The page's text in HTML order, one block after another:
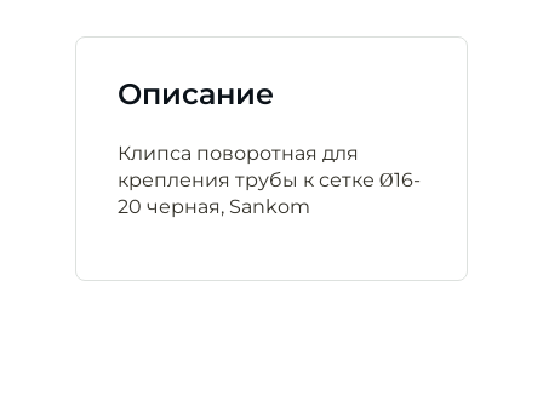
Описание
Клипса поворотная для
крепления трубы к сетке Ø16-
20 черная, Sankom